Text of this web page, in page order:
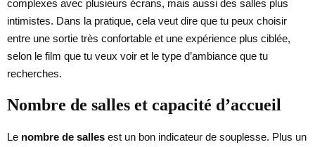
complexes avec plusieurs écrans, mais aussi des salles plus
intimistes. Dans la pratique, cela veut dire que tu peux choisir
entre une sortie très confortable et une expérience plus ciblée,
selon le film que tu veux voir et le type d’ambiance que tu
recherches.
Nombre de salles et capacité d’accueil
Le nombre de salles est un bon indicateur de souplesse. Plus un